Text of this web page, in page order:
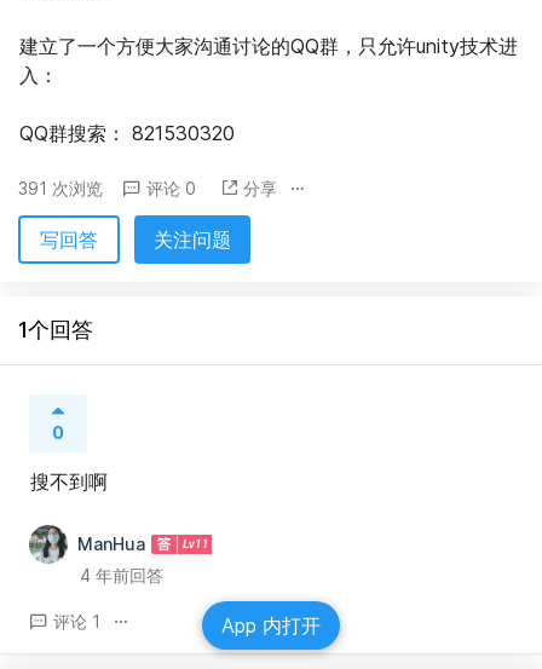
建立了一个方便大家沟通讨论的QQ群，只允许unity技术进
入：
QQ群搜索： 821530320
391 次浏览 评论 0 分享
写回答 关注问题
1个回答
0
搜不到啊
ManHua
4 年前回答
评论 1 App 内打开